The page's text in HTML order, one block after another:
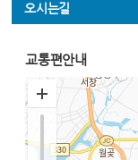
오시는길
교통편안내